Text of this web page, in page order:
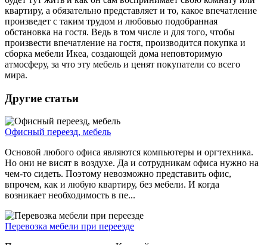
квартиру, а обязательно представляет и то, какое впечатление
произведет с таким трудом и любовью подобранная
обстановка на гостя. Ведь в том числе и для того, чтобы
произвести впечатление на гостя, производится покупка и
сборка мебели Икеа, создающей дома неповторимую
атмосферу, за что эту мебель и ценят покупатели со всего
мира.
Другие статьи
Офисный переезд, мебель
Основой любого офиса являются компьютеры и оргтехника.
Но они не висят в воздухе. Да и сотрудникам офиса нужно на
чем-то сидеть. Поэтому невозможно представить офис,
впрочем, как и любую квартиру, без мебели. И когда
возникает необходимость в пе...
Перевозка мебели при переезде